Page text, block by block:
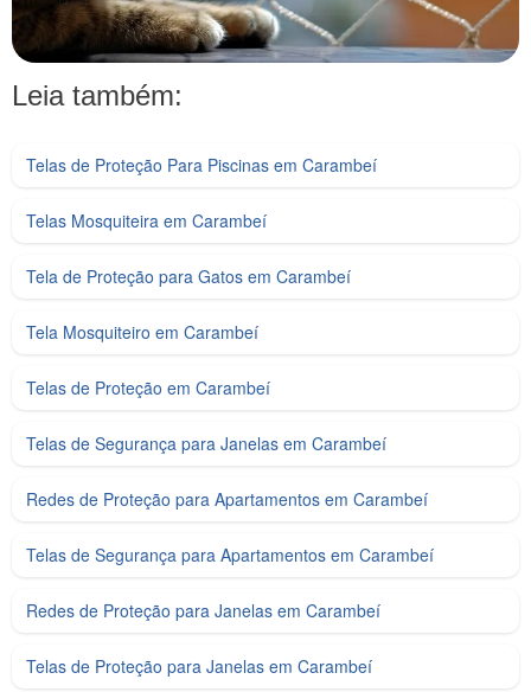
Leia também:
Telas de Proteção Para Piscinas em Carambeí
Telas Mosquiteira em Carambeí
Tela de Proteção para Gatos em Carambeí
Tela Mosquiteiro em Carambeí
Telas de Proteção em Carambeí
Telas de Segurança para Janelas em Carambeí
Redes de Proteção para Apartamentos em Carambeí
Telas de Segurança para Apartamentos em Carambeí
Redes de Proteção para Janelas em Carambeí
Telas de Proteção para Janelas em Carambeí